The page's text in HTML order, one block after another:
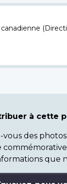
à cette
vous des
que